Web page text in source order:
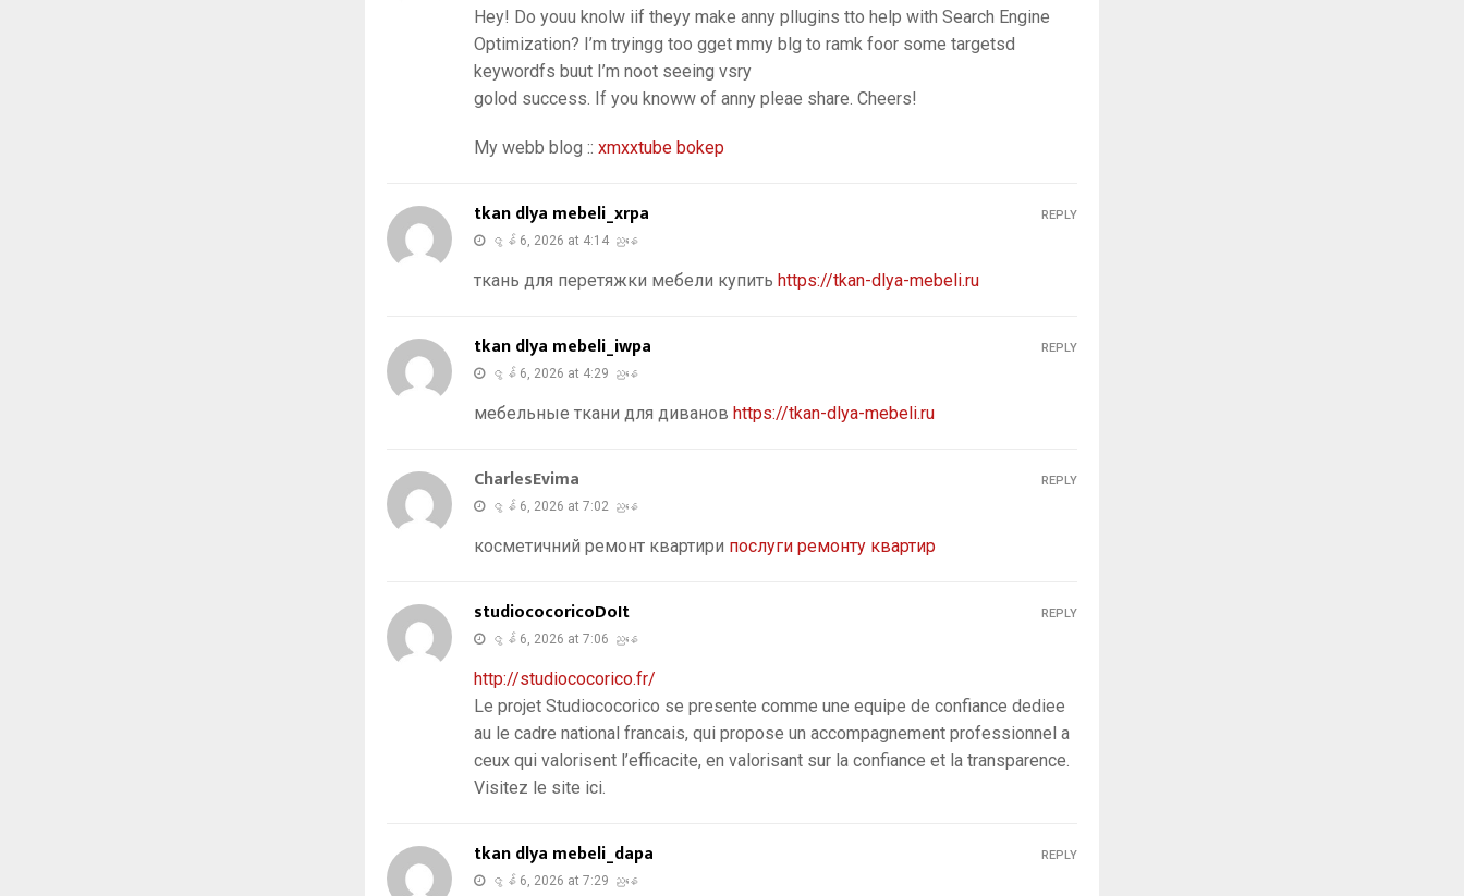
Hey! Do youu knolw iif theyy make anny pllugins tto help with Search Engine
Optimization? I’m tryingg too gget mmy blg to ramk foor some targetsd
keywordfs buut I’m noot seeing vsry
golod success. If you knoww of anny pleae share. Cheers!
My webb blog :: xmxxtube bokep
tkan dlya mebeli_xrpa
ဇွန် 6, 2026 at 4:14 ညနေ
ткань для перетяжки мебели купить https://tkan-dlya-mebeli.ru
REPLY
tkan dlya mebeli_iwpa
ဇွန် 6, 2026 at 4:29 ညနေ
мебельные ткани для диванов https://tkan-dlya-mebeli.ru
REPLY
CharlesEvima
ဇွန် 6, 2026 at 7:02 ညနေ
косметичний ремонт квартири послуги ремонту квартир
REPLY
studiococoricoDoIt
ဇွန် 6, 2026 at 7:06 ညနေ
http://studiococorico.fr/
Le projet Studiococorico se presente comme une equipe de confiance dediee
au le cadre national francais, qui propose un accompagnement professionnel a
ceux qui valorisent l’efficacite, en valorisant sur la confiance et la transparence.
Visitez le site ici.
REPLY
tkan dlya mebeli_dapa
ဇွန် 6, 2026 at 7:29 ညနေ
REPLY